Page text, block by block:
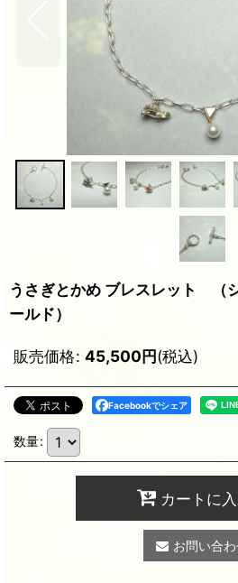
うさぎとかめ ブレスレット （
ールド）
販売価格: 45,500円(税込)
Facebookでシェア
数量:
カートに
お問い合